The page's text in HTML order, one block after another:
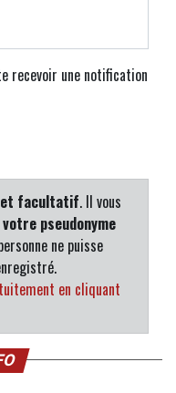
recevoir une notification
facultatif. Il vous
pseudonyme
ne puisse
en cliquant